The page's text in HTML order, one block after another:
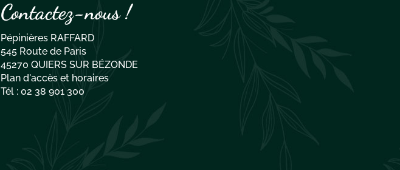
Contactez-nous !
Pépinières RAFFARD
545 Route de Paris
45270 QUIERS SUR BÉZONDE
Plan d'accès et horaires
Tél : 02 38 901 300